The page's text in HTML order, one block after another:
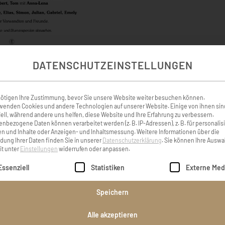
KONDOLENZBUCH ( 6 )
Mein aufrichtiges
Ruhe in Frieden.
Schweiger
DATENSCHUTZEINSTELLUNGEN
Ihre Zustimmung, bevor Sie unsere Website weiter besuchen können.
Cookies und andere Technologien auf unserer Website. Einige von ihnen
während andere uns helfen, diese Website und Ihre Erfahrung zu verbessern.
Daten können verarbeitet werden (z. B. IP-Adressen), z. B. für
und Inhalte oder Anzeigen- und Inhaltsmessung.Weitere Informationen über die
Ihrer Daten finden Sie in unserer Datenschutzerklärung.Sie können Ihre
unter Einstellungen widerrufen oder anpassen.
eine Liste der Service-Gruppen, für die eine Einwilligung
Statistiken Externe
Speichern
Alle akzeptieren